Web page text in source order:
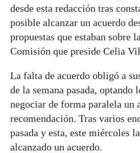
desde esta redacción tras
posible alcanzar un acuerdo
propuestas que estaban sobre
Comisión que preside Celia
La falta de acuerdo obligó a
de la semana pasada, optando
negociar de forma paralela un
recomendación. Tras varios
pasada y esta, este miércoles
alcanzado un acuerdo.